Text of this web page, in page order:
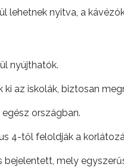
lehetnek nyitva, a
nyújthatók.
az iskolák, biztosan
országban.
4-től feloldják a
mely